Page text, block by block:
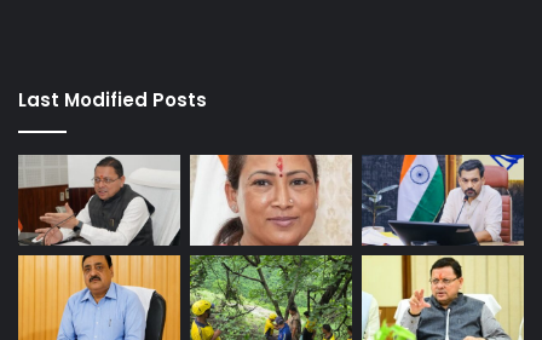
Last Modified Posts